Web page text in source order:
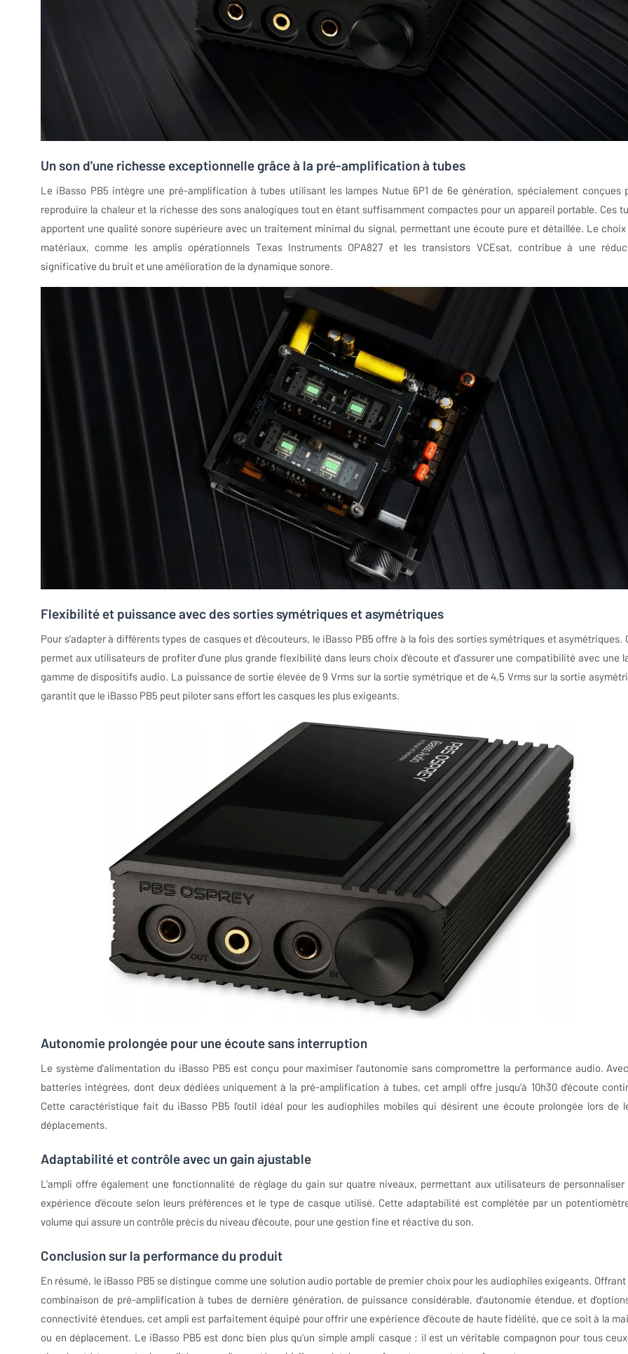
Un son d'une richesse exceptionnelle grâce à la pré-amplification à tubes
Le iBasso PB5 intègre une pré-amplification à tubes utilisant les lampes Nutue 6P1 de 6e génération, spécialement conçues
reproduire la chaleur et la richesse des sons analogiques tout en étant suffisamment compactes pour un appareil portable. Ces
apportent une qualité sonore supérieure avec un traitement minimal du signal, permettant une écoute pure et détaillée. Le choix
matériaux, comme les amplis opérationnels Texas Instruments OPA827 et les transistors VCEsat, contribue à une
significative du bruit et une amélioration de la dynamique sonore.
Flexibilité et puissance avec des sorties symétriques et asymétriques
Pour s'adapter à différents types de casques et d'écouteurs, le iBasso PB5 offre à la fois des sorties symétriques et asymétriques.
permet aux utilisateurs de profiter d'une plus grande flexibilité dans leurs choix d'écoute et d'assurer une compatibilité avec une
gamme de dispositifs audio. La puissance de sortie élevée de 9 Vrms sur la sortie symétrique et de 4,5 Vrms sur la sortie
garantit que le iBasso PB5 peut piloter sans effort les casques les plus exigeants.
Autonomie prolongée pour une écoute sans interruption
Le système d'alimentation du iBasso PB5 est conçu pour maximiser l'autonomie sans compromettre la performance audio.
batteries intégrées, dont deux dédiées uniquement à la pré-amplification à tubes, cet ampli offre jusqu'à 10h30 d'écoute
Cette caractéristique fait du iBasso PB5 l'outil idéal pour les audiophiles mobiles qui désirent une écoute prolongée lors de
déplacements.
Adaptabilité et contrôle avec un gain ajustable
L'ampli offre également une fonctionnalité de réglage du gain sur quatre niveaux, permettant aux utilisateurs de personnaliser
expérience d'écoute selon leurs préférences et le type de casque utilisé. Cette adaptabilité est complétée par un
volume qui assure un contrôle précis du niveau d'écoute, pour une gestion fine et réactive du son.
Conclusion sur la performance du produit
En résumé, le iBasso PB5 se distingue comme une solution audio portable de premier choix pour les audiophiles exigeants. Offrant
combinaison de pré-amplification à tubes de dernière génération, de puissance considérable, d'autonomie étendue, et
connectivité étendues, cet ampli est parfaitement équipé pour offrir une expérience d'écoute de haute fidélité, que ce soit à la
ou en déplacement. Le iBasso PB5 est donc bien plus qu'un simple ampli casque ; il est un véritable compagnon pour tous